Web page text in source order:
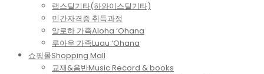
랩스틸기타(하와이스틸기타)
민간자격증 취득과정
알로하 가족Aloha ‘Ohana
루아우 가족Luau ‘Ohana
쇼핑몰Shopping Mall
교재&음반Music Record & books